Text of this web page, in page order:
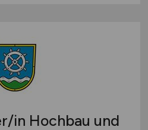
in Hochbau und